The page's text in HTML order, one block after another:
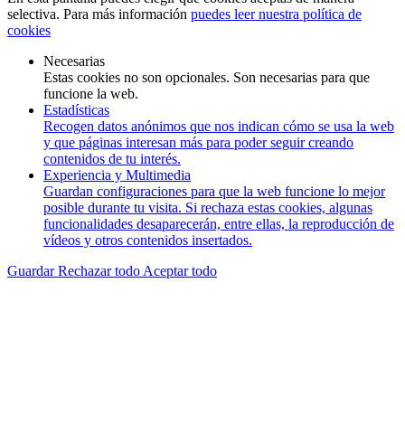
selectiva. Para más información puedes leer nuestra política de
cookies
Necesarias
Estas cookies no son opcionales. Son necesarias para que
funcione la web.
Estadísticas
Recogen datos anónimos que nos indican cómo se usa la web
y que páginas interesan más para poder seguir creando
contenidos de tu interés.
Experiencia y Multimedia
Guardan configuraciones para que la web funcione lo mejor
posible durante tu visita. Si rechaza estas cookies, algunas
funcionalidades desaparecerán, entre ellas, la reproducción de
vídeos y otros contenidos insertados.
GuardarRechazar todo Aceptar todo